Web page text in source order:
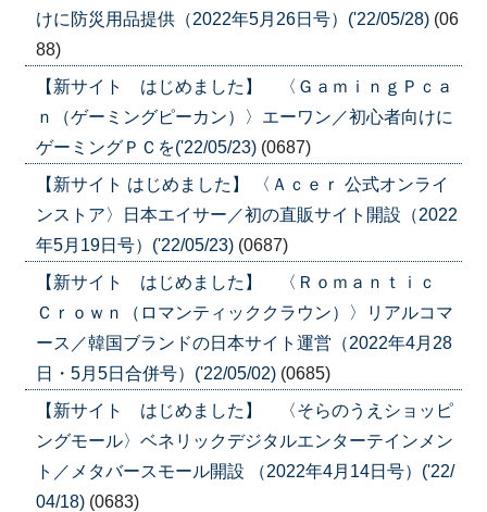
けに防災用品提供（2022年5月26日号）('22/05/28) (06
88)
【新サイト はじめました】 〈ＧａｍｉｎｇＰｃａ
ｎ（ゲーミングピーカン）〉エーワン／初心者向けに
ゲーミングＰＣを('22/05/23) (0687)
【新サイト はじめました】 〈Ａｃｅｒ 公式オンライ
ンストア〉日本エイサー／初の直販サイト開設（2022
年5月19日号）('22/05/23) (0687)
【新サイト はじめました】 〈Ｒｏｍａｎｔｉｃ
Ｃｒｏｗｎ（ロマンティッククラウン）〉リアルコマ
ース／韓国ブランドの日本サイト運営（2022年4月28
日・5月5日合併号）('22/05/02) (0685)
【新サイト はじめました】 〈そらのうえショッピ
ングモール〉ベネリックデジタルエンターテインメン
ト／メタバースモール開設 （2022年4月14日号）('22/
04/18) (0683)